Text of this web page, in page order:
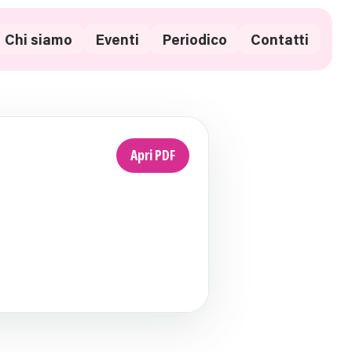
Apri PDF
Chi siamo Eventi Periodico Contatti